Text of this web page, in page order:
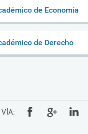
de Economía
de Derecho
VÍA: